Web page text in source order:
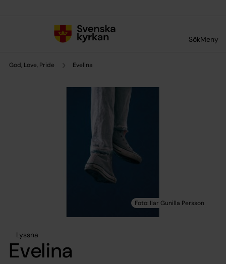
SökMeny
God, Love, Pride Evelina
Lyssna
Evelina